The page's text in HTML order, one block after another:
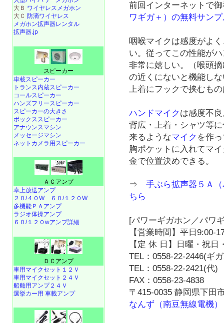
前回インターネットで
ワギガ＋）の無料サン
咽喉マイクは感度がよ
い。従ってこの性能が
非常に嬉しい。（喉頭
の近くにないと機能し
上着にフックで挟むも
ハンドマイク は感度不
背広・上着・シャツ等
来るようなマイク を作
胸ポケットに入れてマ
金で位置決めできる。
⇒手ぶら拡声器５Ａ
ちら
[パワーギガホン／パワ
【営業時間】平日9:00-
【定 休 日】日曜・祝日
TEL：0558-22-2446(ギ
TEL：0558-22-2421(代)
FAX：0558-23-4838
〒415-0035 静岡県下田
なんず（南豆無線電機）
大Ｂ ワイヤレスメガホン
大Ｃ 防滴ワイヤレス
メガホン拡声器レンタル
拡声器.jp
スピーカー
車載スピーカー
トランス内蔵スピーカー
コールスピーカー
ハンズフリースピーカー
スピーカーの大きさ
ボックススピーカー
アナウンスマシン
メッセージマシン
ネットカメラ用スピーカー
ＡＣアンプ
卓上放送アンプ
２０/４０W
６０/１２０W
多機能ＰＡアンプ
ラジオ体操アンプ
６０/１２０wアンプ詳細
ＤＣアンプ
車用マイクセット１２Ｖ
車用マイクセット２４Ｖ
船舶用アンプ２４Ｖ
選挙カー用 車載アンプ